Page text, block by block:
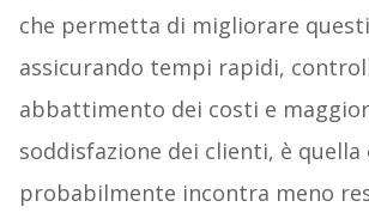
che permetta di migliorare
assicurando tempi rapidi,
abbattimento dei costi e
soddisfazione dei clienti, è quella
probabilmente incontra meno